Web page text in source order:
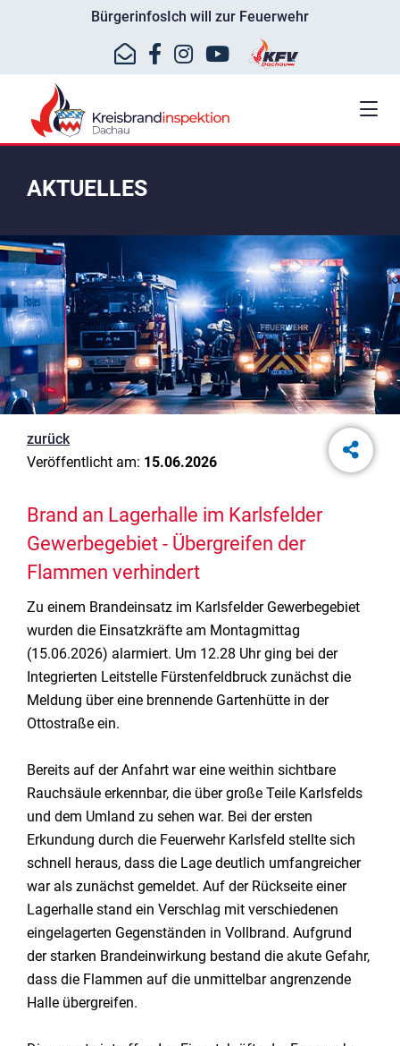
BürgerinfosIch will zur Feuerwehr
AKTUELLES
zurück
Veröffentlicht am: 15.06.2026
Brand an Lagerhalle im Karlsfelder
Gewerbegebiet - Übergreifen der
Flammen verhindert
Zu einem Brandeinsatz im Karlsfelder Gewerbegebiet
wurden die Einsatzkräfte am Montagmittag
(15.06.2026) alarmiert. Um 12.28 Uhr ging bei der
Integrierten Leitstelle Fürstenfeldbruck zunächst die
Meldung über eine brennende Gartenhütte in der
Ottostraße ein.
Bereits auf der Anfahrt war eine weithin sichtbare
Rauchsäule erkennbar, die über große Teile Karlsfelds
und dem Umland zu sehen war. Bei der ersten
Erkundung durch die Feuerwehr Karlsfeld stellte sich
schnell heraus, dass die Lage deutlich umfangreicher
war als zunächst gemeldet. Auf der Rückseite einer
Lagerhalle stand ein Verschlag mit verschiedenen
eingelagerten Gegenständen in Vollbrand. Aufgrund
der starken Brandeinwirkung bestand die akute Gefahr,
dass die Flammen auf die unmittelbar angrenzende
Halle übergreifen.